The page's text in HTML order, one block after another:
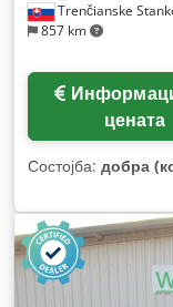
Trenčianske
857 km
цената
Состојба: добра